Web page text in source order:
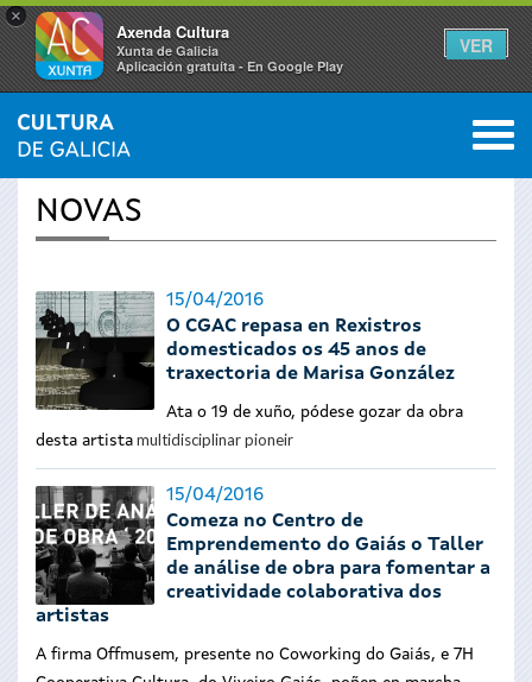
×
Axenda Cultura
Xunta de Galicia
Aplicación gratuíta - En Google Play
VER
Vostede
está
aquí
INICIO › ACTUALIDADE 0
NOVAS
15/04/2016
O CGAC repasa en Rexistros
domesticados os 45 anos de
traxectoria de Marisa González
Ata o 19 de xuño, pódese gozar da obra
desta artista multidisciplinar pioneir
15/04/2016
Comeza no Centro de
Emprendemento do Gaiás o Taller
de análise de obra para fomentar a
creatividade colaborativa dos
artistas
A firma Offmusem, presente no Coworking do Gaiás, e 7H